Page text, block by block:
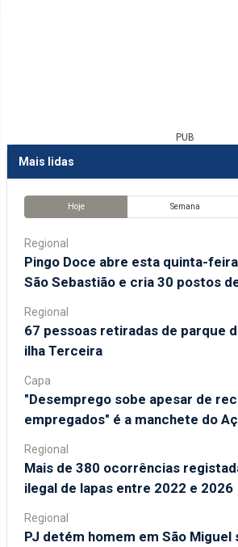
PUB
Mais lidas
Hoje Semana
Regional
Pingo Doce abre esta quinta-
São Sebastião e cria 30 postos
Regional
67 pessoas retiradas de parque
ilha Terceira
Capa
"Desemprego sobe apesar de
empregados" é a manchete do
Regional
Mais de 380 ocorrências
ilegal de lapas entre 2022 e 2026
Regional
PJ detém homem em São Miguel